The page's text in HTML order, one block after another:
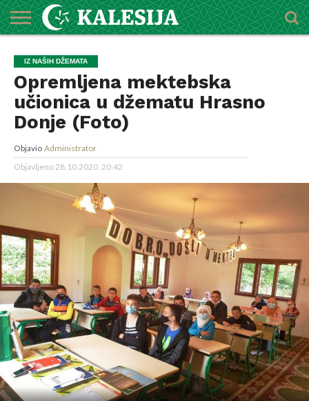
O
MEDŽLISU
DŽEMATI
IMAMI
MEKTEBSKI
CENTAR
VIJESTI
HUTBE
NAJAVE
KALENDAR
KONTAKT
IZ NAŠIH DŽEMATA
Opremljena mektebska
učionica u džematu Hrasno
Donje (Foto)
Objavio Administrator
Objavljeno28.10.2020. 20:42